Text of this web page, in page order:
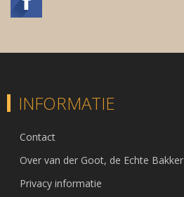
INFORMATIE
Contact
Over van der Goot, de Echte Bakker
Privacy informatie